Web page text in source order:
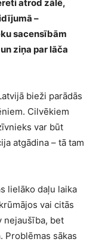
atrod zālē,
–
sacensībām
ziņa par lāča
bieži parādās
Cilvēkiem
var būt
atgādina – tā tam
lielāko daļu laika
vai citās
nejaušība, bet
Problēmas sākas